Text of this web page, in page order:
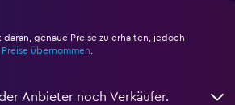
genaue Preise zu erhalten, jedoch
übernommen
Anbieter noch Verkäufer.